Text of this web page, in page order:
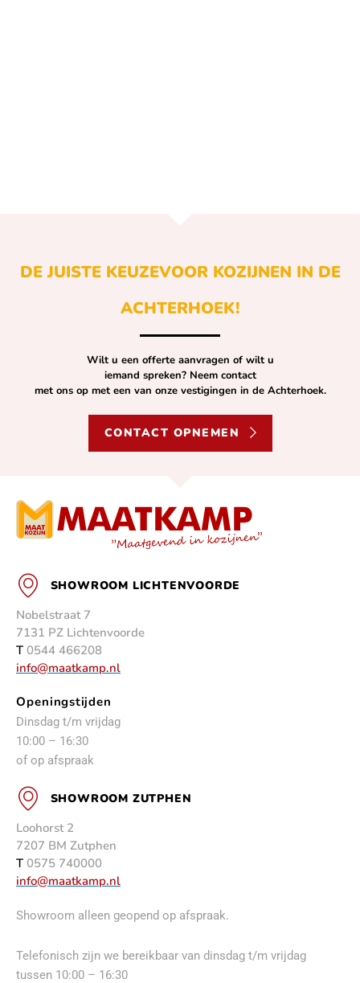
DE JUISTE KEUZEVOOR KOZIJNEN IN DE
ACHTERHOEK!
Wilt u een offerte aanvragen of wilt u
iemand spreken? Neem contact
met ons op met een van onze vestigingen in de Achterhoek.
CONTACT OPNEMEN
SHOWROOM LICHTENVOORDE
Nobelstraat 7
7131 PZ Lichtenvoorde
T 0544 466208
info@maatkamp.nl
Openingstijden
Dinsdag t/m vrijdag
10:00 – 16:30
of op afspraak
SHOWROOM ZUTPHEN
Loohorst 2
7207 BM Zutphen
T 0575 740000
info@maatkamp.nl
Showroom alleen geopend op afspraak.
Telefonisch zijn we bereikbaar van dinsdag t/m vrijdag
tussen 10:00 – 16:30